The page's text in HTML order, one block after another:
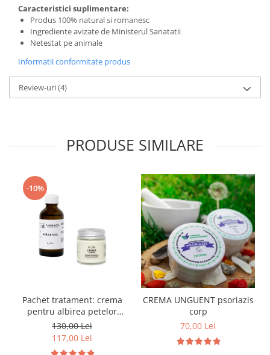
Caracteristici suplimentare:
Produs 100% natural si romanesc
Ingrediente avizate de Ministerul Sanatatii
Netestat pe animale
Informatii conformitate produs
Review-uri(4)
PRODUSE SIMILARE
-10%
Pachet tratament: crema
pentru albirea petelor
pigmentare + apa de fata
pentru ten patat
130,00 Lei
117,00 Lei
CREMA UNGUENT psoriazis
corp
70,00 Lei